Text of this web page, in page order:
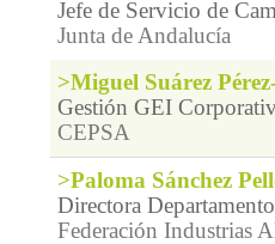
Jefe de Servicio de
Junta de Andalucía
>Miguel Suárez
Gestión GEI
CEPSA
>Paloma Sánchez
Directora
Federación Industrias